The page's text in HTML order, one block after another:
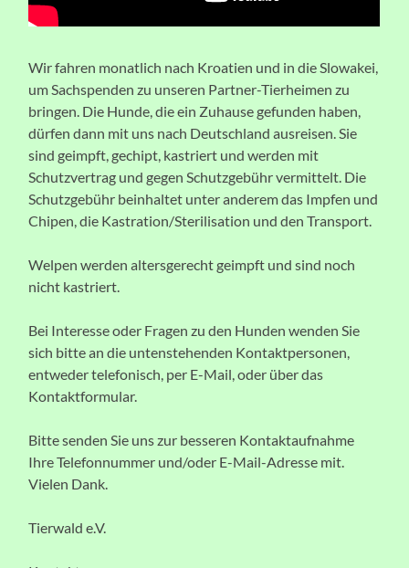
Wir fahren monatlich nach Kroatien und in die Slowakei,
um Sachspenden zu unseren Partner-Tierheimen zu
bringen. Die Hunde, die ein Zuhause gefunden haben,
dürfen dann mit uns nach Deutschland ausreisen. Sie
sind geimpft, gechipt, kastriert und werden mit
Schutzvertrag und gegen Schutzgebühr vermittelt. Die
Schutzgebühr beinhaltet unter anderem das Impfen und
Chipen, die Kastration/Sterilisation und den Transport.
Welpen werden altersgerecht geimpft und sind noch
nicht kastriert.
Bei Interesse oder Fragen zu den Hunden wenden Sie
sich bitte an die untenstehenden Kontaktpersonen,
entweder telefonisch, per E-Mail, oder über das
Kontaktformular.
Bitte senden Sie uns zur besseren Kontaktaufnahme
Ihre Telefonnummer und/oder E-Mail-Adresse mit.
Vielen Dank.
Tierwald e.V.